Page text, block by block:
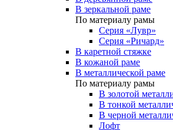
В зеркальной раме
По материалу рамы
Серия «Лувр»
Серия «Ричард»
В каретной стяжке
В кожаной раме
В металлической раме
По материалу рамы
В золотой
В тонкой
В черной
Лофт